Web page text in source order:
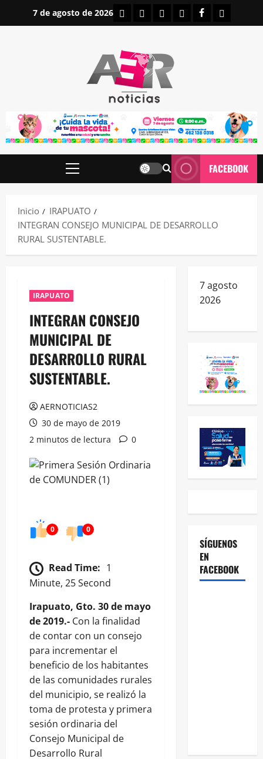
7 de agosto de 2026 INICIOIRAPUATO
ESTATALES
NACIONALES
FACEBOOK
Menú
FACEBOOK
Inicio
IRAPUATO
INTEGRAN CONSEJO MUNICIPAL DE DESARROLLO
RURAL SUSTENTABLE.
IRAPUATO
INTEGRAN CONSEJO
MUNICIPAL DE
DESARROLLO RURAL
SUSTENTABLE.
AERNOTICIAS2
30 de mayo de 2019
2 minutos de lectura
0
0 0
Read Time: 1
Minute, 25 Second
Irapuato, Gto. 30 de mayo
de 2019.- Con la finalidad
de contar con un consejo
para incrementar el
beneficio de los habitantes
de las comunidades rurales
del municipio, se realizó la
toma de protesta y primera
sesión ordinaria del
Consejo Municipal de
Desarrollo Rural
7 agosto
2026
SÍGUENOS
EN
FACEBOOK